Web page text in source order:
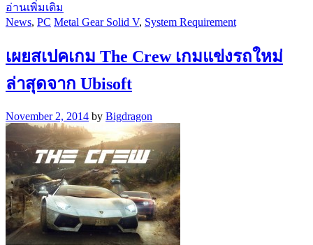
อ่านเพิ่มเติม
News, PC Metal Gear Solid V, System Requirement
เผยสเปคเกม The Crew เกมแข่งรถใหม่
ล่าสุดจาก Ubisoft
November 2, 2014 by Bigdragon